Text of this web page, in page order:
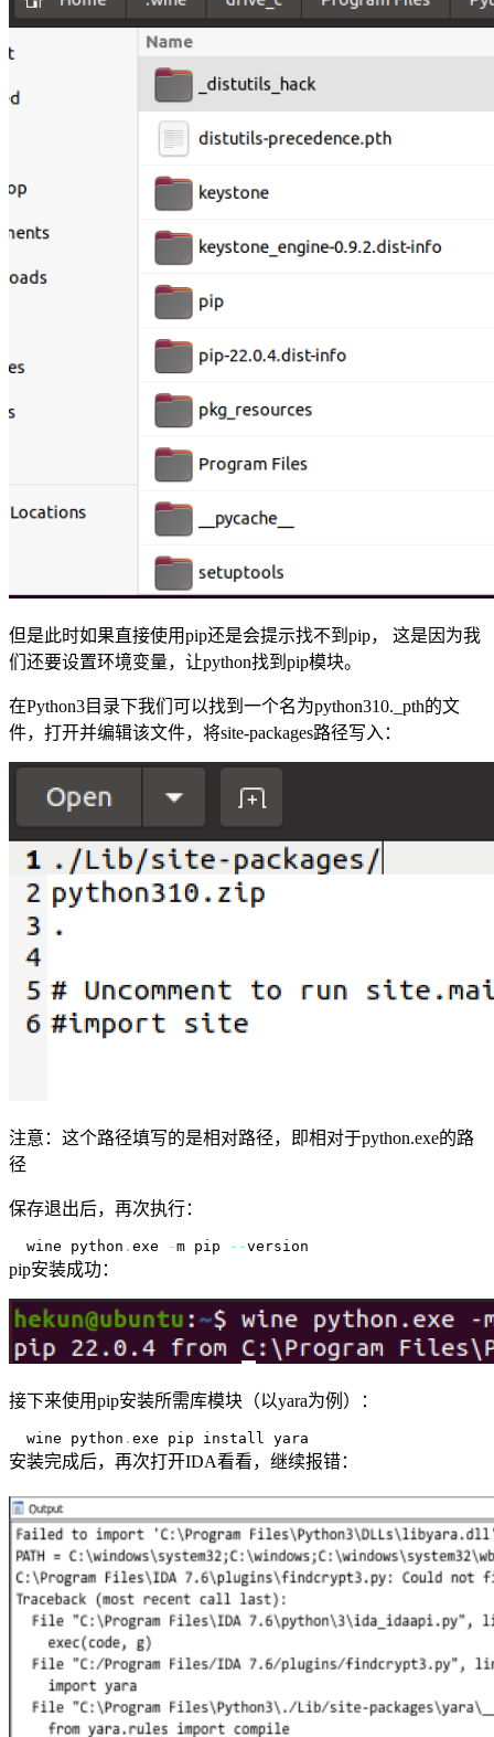
但是此时如果直接使用pip还是会提示找不到pip， 这是因为我
们还要设置环境变量，让python找到pip模块。
在Python3目录下我们可以找到一个名为python310._pth的文
件，打开并编辑该文件，将site-packages路径写入：
注意：这个路径填写的是相对路径，即相对于python.exe的路
径
保存退出后，再次执行：
wine python . exe -m pip --
pip安装成功：
接下来使用pip安装所需库模块（以yara为例）：
wine python . exe
安装完成后，再次打开IDA看看，继续报错：